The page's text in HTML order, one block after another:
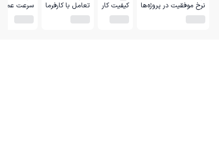
نرخ موفقیت در پروژه‌ها کیفیت کار تعامل با کارفرما سرعت عمل